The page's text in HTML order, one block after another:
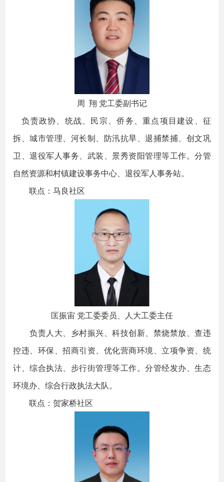
周 翔 党工委副书记
负责政协、统战、民宗、侨务、重点项目建设、征
拆、城市管理、河长制、防汛抗旱、退捕禁捕、创文巩
卫、退役军人事务、武装、景秀资阳管理等工作。分管
自然资源和村镇建设事务中心、退役军人事务站。
联点：马良社区
匡振宙 党工委委员、人大工委主任
负责人大、乡村振兴、科技创新、禁烧禁放、查违
控违、环保、招商引资、优化营商环境、立项争资、统
计、综合执法、步行街管理等工作。分管经发办、生态
环境办、综合行政执法大队。
联点：贺家桥社区